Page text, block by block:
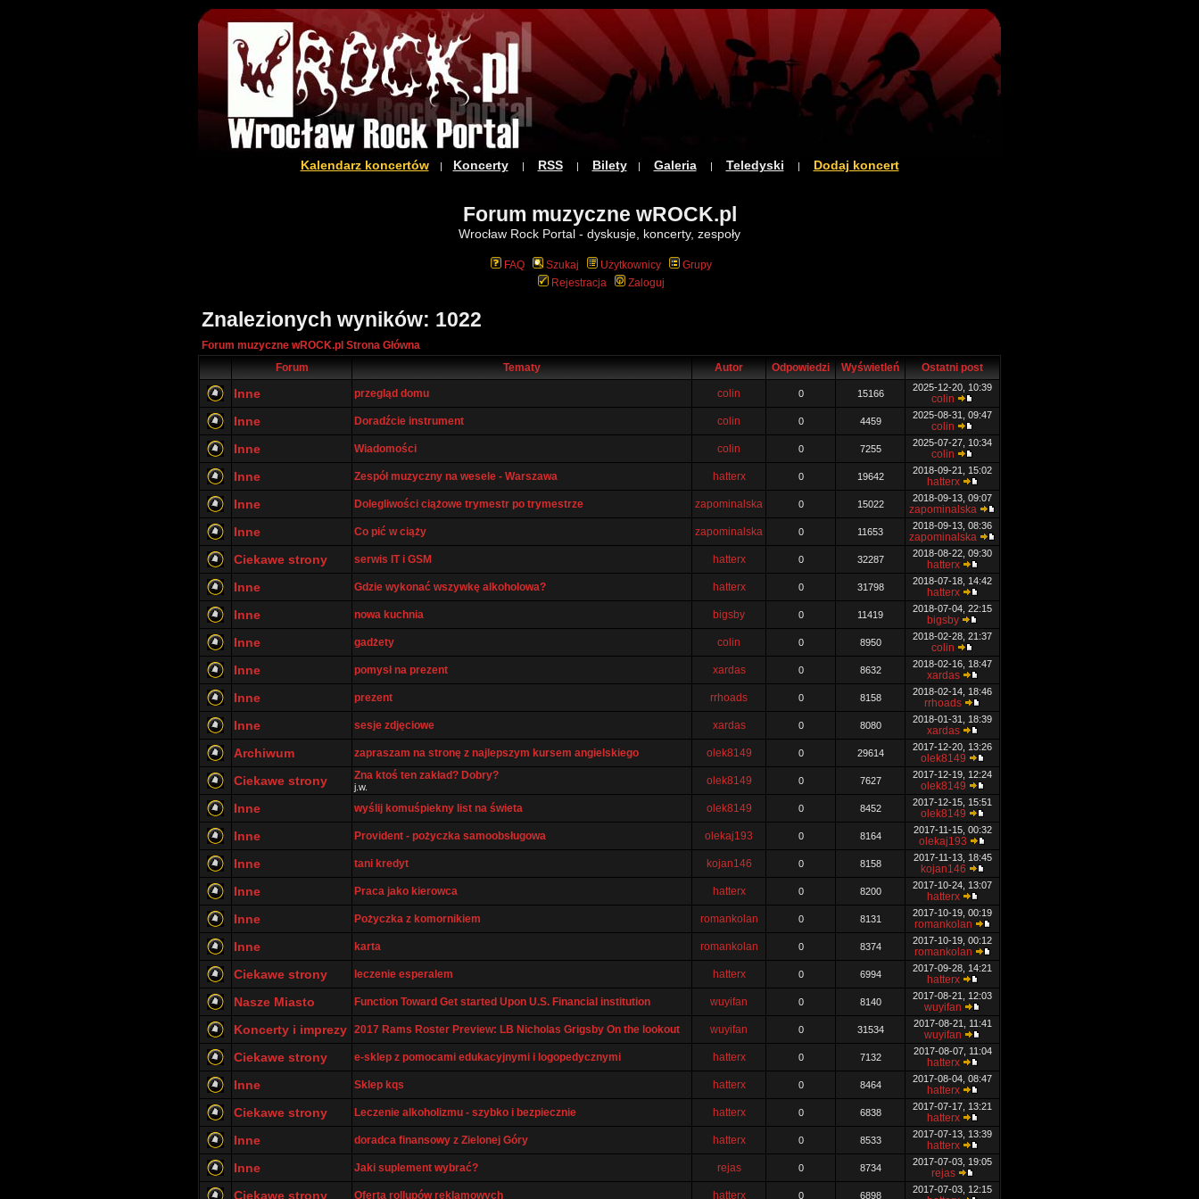
Kalendarz koncertów| Koncerty| RSS| Bilety| Galeria| Teledyski | Dodaj koncert
Forum muzyczne wROCK.pl
Wrocław Rock Portal - dyskusje, koncerty, zespoły
FAQ Szukaj Użytkownicy
Grupy
Rejestracja
Zaloguj
Znalezionych wyników: 1022
Forum muzyczne wROCK.pl Strona Główna
Forum
Tematy Autor Odpowiedzi Wyświetleń Ostatni post
Inne przegląd domu colin 0 15166
2025-12-20, 10:39
colin
Inne Doradźcie instrument colin 0 4459
2025-08-31, 09:47
colin
Inne Wiadomości colin 0 7255
2025-07-27, 10:34
colin
Inne Zespół muzyczny na wesele - Warszawa hatterx 0 19642
2018-09-21, 15:02
hatterx
Inne Dolegliwości ciążowe trymestr po trymestrze zapominalska 0 15022
2018-09-13, 09:07
zapominalska
Inne Co pić w ciąży zapominalska 0 11653
2018-09-13, 08:36
zapominalska
Ciekawe strony serwis IT i GSM hatterx 0 32287
2018-08-22, 09:30
hatterx
Inne Gdzie wykonać wszywkę alkoholowa? hatterx 0 31798
2018-07-18, 14:42
hatterx
Inne nowa kuchnia bigsby 0 11419
2018-07-04, 22:15
bigsby
Inne gadżety colin 0 8950
2018-02-28, 21:37
colin
Inne pomysł na prezent xardas 0 8632
2018-02-16, 18:47
xardas
Inne prezent rrhoads 0 8158
2018-02-14, 18:46
rrhoads
Inne sesje zdjęciowe xardas 0 8080
2018-01-31, 18:39
xardas
Archiwum zapraszam na stronę z najlepszym kursem angielskiego olek8149 0 29614
2017-12-20, 13:26
olek8149
Ciekawe strony Zna ktoś ten zakład? Dobry?
j.w. olek8149 0 7627
2017-12-19, 12:24
olek8149
Inne wyślij komuśpiekny list na świeta olek8149 0 8452
2017-12-15, 15:51
olek8149
Inne Provident - pożyczka samoobsługowa olekaj193 0 8164
2017-11-15, 00:32
olekaj193
Inne tani kredyt kojan146 0 8158
2017-11-13, 18:45
kojan146
Inne Praca jako kierowca hatterx 0 8200
2017-10-24, 13:07
hatterx
Inne Pożyczka z komornikiem romankolan 0 8131
2017-10-19, 00:19
romankolan
Inne karta romankolan 0 8374
2017-10-19, 00:12
romankolan
Ciekawe strony leczenie esperalem hatterx 0 6994
2017-09-28, 14:21
hatterx
Nasze Miasto Function Toward Get started Upon U.S. Financial institution wuyifan 0 8140
2017-08-21, 12:03
wuyifan
Koncerty i imprezy 2017 Rams Roster Preview: LB Nicholas Grigsby On the lookout wuyifan 0 31534
2017-08-21, 11:41
wuyifan
Ciekawe strony e-sklep z pomocami edukacyjnymi i logopedycznymi hatterx 0 7132
2017-08-07, 11:04
hatterx
Inne Sklep kqs hatterx 0 8464
2017-08-04, 08:47
hatterx
Ciekawe strony Leczenie alkoholizmu - szybko i bezpiecznie hatterx 0 6838
2017-07-17, 13:21
hatterx
Inne doradca finansowy z Zielonej Góry hatterx 0 8533
2017-07-13, 13:39
hatterx
Inne Jaki suplement wybrać? rejas 0 8734
2017-07-03, 19:05
rejas
Ciekawe strony Oferta rollupów reklamowych hatterx 0 6898
2017-07-03, 12:15